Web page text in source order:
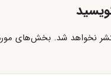
نخواهد شد. بخش‌های